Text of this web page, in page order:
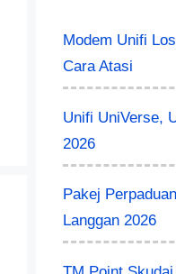
Modem Unifi
Cara Atasi
Unifi UniVerse,
2026
Pakej
Langgan 2026